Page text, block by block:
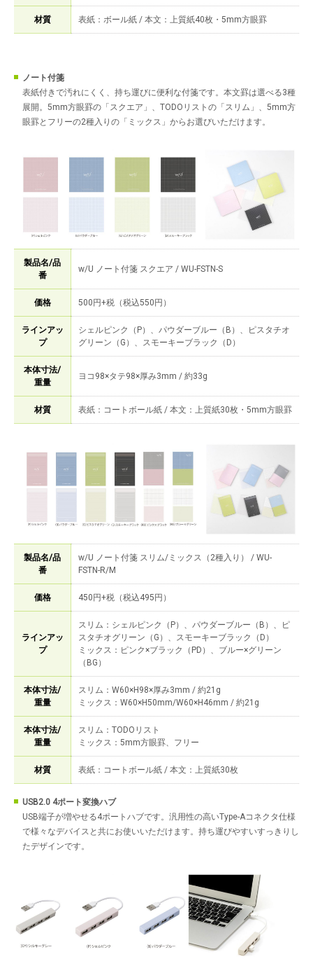
材質 表紙：ボール紙 / 本文：上質紙40枚・5mm方眼罫
ノート付箋
表紙付きで汚れにくく、持ち運びに便利な付箋です。本文罫は選べる3種
展開。5mm方眼罫の「スクエア」、TODOリストの「スリム」、5mm方
眼罫とフリーの2種入りの「ミックス」からお選びいただけます。
製品名/品
番
w/U ノート付箋 スクエア / WU-FSTN-S
価格 500円+税（税込550円）
ラインアッ
プ
シェルピンク（P）、パウダーブルー（B）、ピスタチオ
グリーン（G）、スモーキーブラック（D）
本体寸法/
重量
ヨコ98×タテ98×厚み3mm / 約33g
材質 表紙：コートボール紙 / 本文：上質紙30枚・5mm方眼罫
製品名/品
番
w/U ノート付箋 スリム/ミックス（2種入り） / WU-
FSTN-R/M
価格 450円+税（税込495円）
ラインアッ
プ
スリム：シェルピンク（P）、パウダーブルー（B）、ピ
スタチオグリーン（G）、スモーキーブラック（D）
ミックス：ピンク×ブラック（PD）、ブルー×グリーン
（BG）
本体寸法/
重量
スリム：W60×H98×厚み3mm / 約21g
ミックス：W60×H50mm/W60×H46mm / 約21g
本体寸法/
重量
スリム：TODOリスト
ミックス：5mm方眼罫、フリー
材質 表紙：コートボール紙 / 本文：上質紙30枚
USB2.0 4ポート変換ハブ
USB端子が増やせる4ポートハブです。汎用性の高いType-Aコネクタ仕様
で様々なデバイスと共にお使いいただけます。持ち運びやすいすっきりし
たデザインです。